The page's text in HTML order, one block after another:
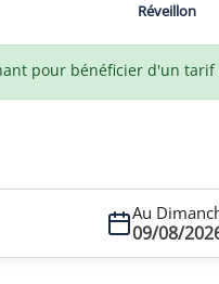
Réveillon
pour bénéficier d'un
Au
09/08/